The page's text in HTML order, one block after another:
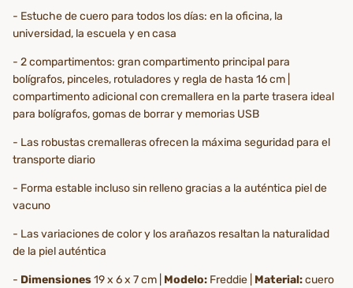
- Estuche de cuero para todos los días: en la oficina, la
universidad, la escuela y en casa
- 2 compartimentos: gran compartimento principal para
bolígrafos, pinceles, rotuladores y regla de hasta 16 cm |
compartimento adicional con cremallera en la parte trasera ideal
para bolígrafos, gomas de borrar y memorias USB
- Las robustas cremalleras ofrecen la máxima seguridad para el
transporte diario
- Forma estable incluso sin relleno gracias a la auténtica piel de
vacuno
- Las variaciones de color y los arañazos resaltan la naturalidad
de la piel auténtica
- Dimensiones19 x 6 x 7 cm | Modelo: Freddie | Material:cuero